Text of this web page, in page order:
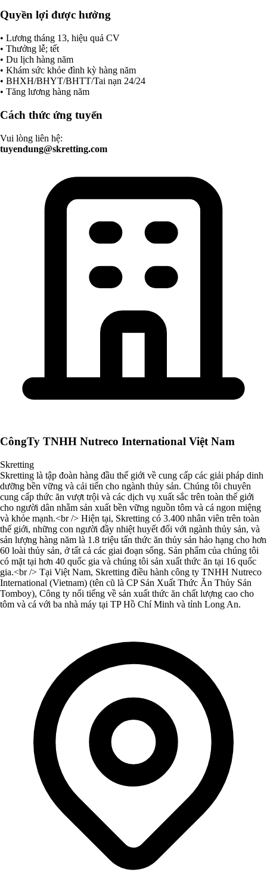
Quyền lợi được hưởng
• Lương tháng 13, hiệu quả CV
• Thưởng lễ; tết
• Du lịch hàng năm
• Khám sức khỏe đình kỳ hàng năm
• BHXH/BHYT/BHTT/Tai nạn 24/24
• Tăng lương hàng năm
Cách thức ứng tuyển
Vui lòng liên hệ:
tuyendung@skretting.com
CôngTy TNHH Nutreco International Việt Nam
Skretting
Skretting là tập đoàn hàng đầu thế giới về cung cấp các giải pháp dinh
dưỡng bền vững và cải tiến cho ngành thủy sản. Chúng tôi chuyên
cung cấp thức ăn vượt trội và các dịch vụ xuất sắc trên toàn thế giới
cho người dân nhằm sản xuất bền vững nguồn tôm và cá ngon miệng
và khỏe mạnh.<br /> Hiện tại, Skretting có 3.400 nhân viên trên toàn
thế giới, những con người đầy nhiệt huyết đối với ngành thủy sản, và
sản lượng hàng năm là 1.8 triệu tấn thức ăn thủy sản hảo hạng cho hơn
60 loài thủy sản, ở tất cả các giai đoạn sống. Sản phẩm của chúng tôi
có mặt tại hơn 40 quốc gia và chúng tôi sản xuất thức ăn tại 16 quốc
gia.<br /> Tại Việt Nam, Skretting điều hành công ty TNHH Nutreco
International (Vietnam) (tên cũ là CP Sản Xuất Thức Ăn Thủy Sản
Tomboy), Công ty nổi tiếng về sản xuất thức ăn chất lượng cao cho
tôm và cá với ba nhà máy tại TP Hồ Chí Minh và tỉnh Long An.